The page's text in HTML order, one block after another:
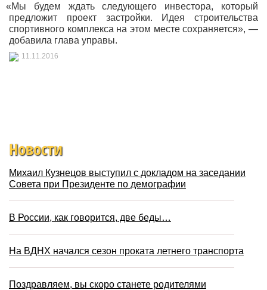
«Мы будем ждать следующего инвестора, который
предложит проект застройки. Идея строительства
спортивного комплекса на этом месте сохраняется», —
добавила глава управы.
11.11.2016
Новости
Михаил Кузнецов выступил с докладом на заседании
Совета при Президенте по демографии
В России, как говорится, две беды…
На ВДНХ начался сезон проката летнего транспорта
Поздравляем, вы скоро станете родителями